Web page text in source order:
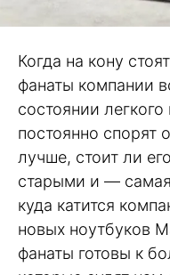
Когда на кону
фанаты компании
состоянии
постоянно спорят
лучше, стоит ли
старыми и —
куда катится
новых ноутбуков
фанаты готовы к